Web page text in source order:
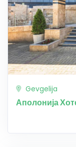
Gevgelija
Аполонија